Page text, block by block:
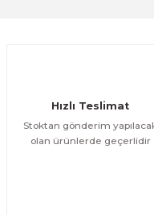
Bu ürüne benzer
Hızlı Teslimat
Stoktan gönderim
olan ürünlerde geçerlidir